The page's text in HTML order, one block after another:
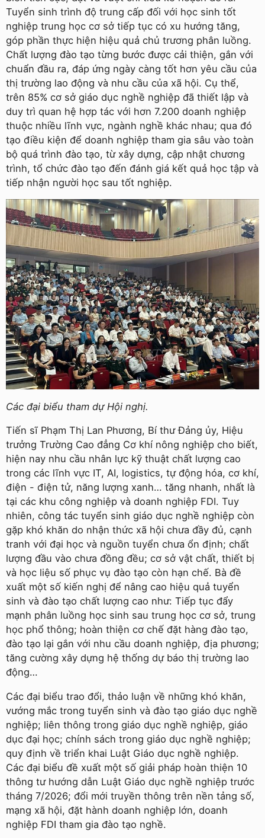
Tuyển sinh trình độ trung cấp đối với học sinh tốt
nghiệp trung học cơ sở tiếp tục có xu hướng tăng,
góp phần thực hiện hiệu quả chủ trương phân luồng.
Chất lượng đào tạo từng bước được cải thiện, gắn với
chuẩn đầu ra, đáp ứng ngày càng tốt hơn yêu cầu của
thị trường lao động và nhu cầu của xã hội. Cụ thể,
trên 85% cơ sở giáo dục nghề nghiệp đã thiết lập và
duy trì quan hệ hợp tác với hơn 7.200 doanh nghiệp
thuộc nhiều lĩnh vực, ngành nghề khác nhau; qua đó
tạo điều kiện để doanh nghiệp tham gia sâu vào toàn
bộ quá trình đào tạo, từ xây dựng, cập nhật chương
trình, tổ chức đào tạo đến đánh giá kết quả học tập và
tiếp nhận người học sau tốt nghiệp.
Các đại biểu tham dự Hội nghị.
Tiến sĩ Phạm Thị Lan Phương, Bí thư Đảng ủy, Hiệu
trưởng Trường Cao đẳng Cơ khí nông nghiệp cho biết,
hiện nay nhu cầu nhân lực kỹ thuật chất lượng cao
trong các lĩnh vực IT, AI, logistics, tự động hóa, cơ khí,
điện - điện tử, năng lượng xanh… tăng nhanh, nhất là
tại các khu công nghiệp và doanh nghiệp FDI. Tuy
nhiên, công tác tuyển sinh giáo dục nghề nghiệp còn
gặp khó khăn do nhận thức xã hội chưa đầy đủ, cạnh
tranh với đại học và nguồn tuyển chưa ổn định; chất
lượng đầu vào chưa đồng đều; cơ sở vật chất, thiết bị
và học liệu số phục vụ đào tạo còn hạn chế. Bà đề
xuất một số kiến nghị để nâng cao hiệu quả tuyển
sinh và đào tạo chất lượng cao như: Tiếp tục đẩy
mạnh phân luồng học sinh sau trung học cơ sở, trung
học phổ thông; hoàn thiện cơ chế đặt hàng đào tạo,
đào tạo lại gắn với nhu cầu doanh nghiệp, địa phương;
tăng cường xây dựng hệ thống dự báo thị trường lao
động…
Các đại biểu trao đổi, thảo luận về những khó khăn,
vướng mắc trong tuyển sinh và đào tạo giáo dục nghề
nghiệp; liên thông trong giáo dục nghề nghiệp, giáo
dục đại học; chính sách trong giáo dục nghề nghiệp;
quy định về triển khai Luật Giáo dục nghề nghiệp.
Các đại biểu đề xuất một số giải pháp hoàn thiện 10
thông tư hướng dẫn Luật Giáo dục nghề nghiệp trước
tháng 7/2026; đổi mới truyền thông trên nền tảng số,
mạng xã hội, đặt hành doanh nghiệp lớn, doanh
nghiệp FDI tham gia đào tạo nghề.